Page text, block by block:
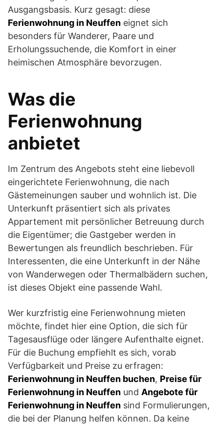
Ausgangsbasis. Kurz gesagt: diese
Ferienwohnung in Neuffen eignet sich
besonders für Wanderer, Paare und
Erholungssuchende, die Komfort in einer
heimischen Atmosphäre bevorzugen.
Was die
Ferienwohnung
anbietet
Im Zentrum des Angebots steht eine liebevoll
eingerichtete Ferienwohnung, die nach
Gästemeinungen sauber und wohnlich ist. Die
Unterkunft präsentiert sich als privates
Appartement mit persönlicher Betreuung durch
die Eigentümer; die Gastgeber werden in
Bewertungen als freundlich beschrieben. Für
Interessenten, die eine Unterkunft in der Nähe
von Wanderwegen oder Thermalbädern suchen,
ist dieses Objekt eine passende Wahl.
Wer kurzfristig eine Ferienwohnung mieten
möchte, findet hier eine Option, die sich für
Tagesausflüge oder längere Aufenthalte eignet.
Für die Buchung empfiehlt es sich, vorab
Verfügbarkeit und Preise zu erfragen:
Ferienwohnung in Neuffen buchen, Preise für
Ferienwohnung in Neuffen und Angebote für
Ferienwohnung in Neuffen sind Formulierungen,
die bei der Planung helfen können. Da keine